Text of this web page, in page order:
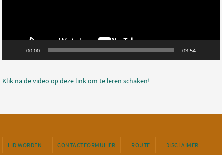
00:00 03:54
Klik na de video op deze link om te leren schaken!
LID WORDEN CONTACTFORMULIER ROUTE DISCLAIMER